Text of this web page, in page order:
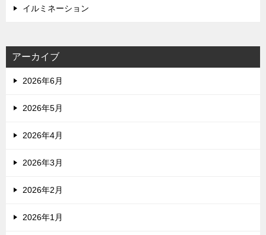
イルミネーション
アーカイブ
2026年6月
2026年5月
2026年4月
2026年3月
2026年2月
2026年1月